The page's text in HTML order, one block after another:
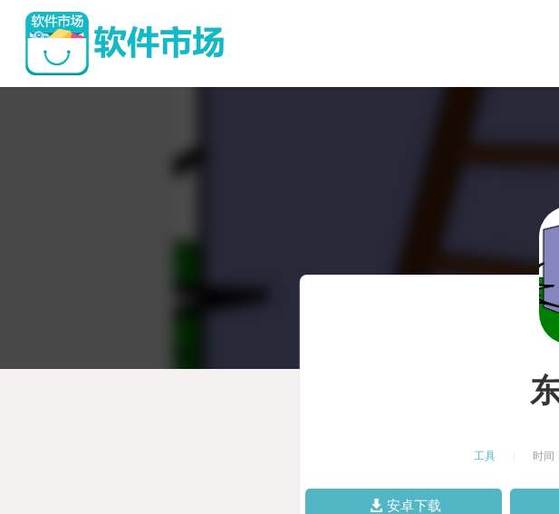
工具 时间
安卓下载